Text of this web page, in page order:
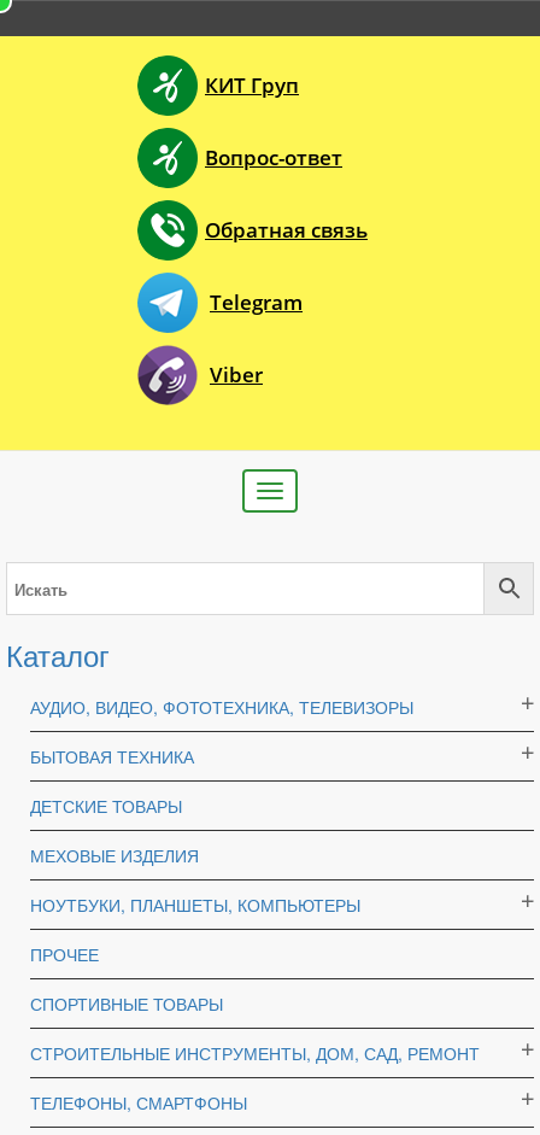
КИТ Груп
Вопрос-ответ
Обратная связь
Telegram
Viber
Toggle
navigation
Каталог
АУДИО, ВИДЕО, ФОТОТЕХНИКА, ТЕЛЕВИЗОРЫ
БЫТОВАЯ ТЕХНИКА
ДЕТСКИЕ ТОВАРЫ
МЕХОВЫЕ ИЗДЕЛИЯ
НОУТБУКИ, ПЛАНШЕТЫ, КОМПЬЮТЕРЫ
ПРОЧЕЕ
СПОРТИВНЫЕ ТОВАРЫ
СТРОИТЕЛЬНЫЕ ИНСТРУМЕНТЫ, ДОМ, САД, РЕМОНТ
ТЕЛЕФОНЫ, СМАРТФОНЫ